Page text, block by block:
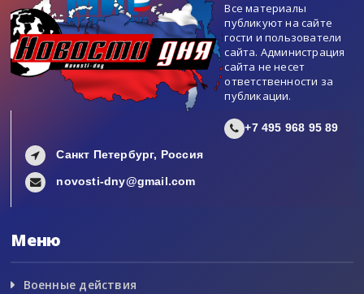
Все материалы
публикуют на сайте
гости и пользователи
сайта. Администрация
сайта не несет
ответственности за
публикации.
+7 495 968 95 89
Санкт Петербург, Россия
novosti-dny@gmail.com
Меню
Военные действия